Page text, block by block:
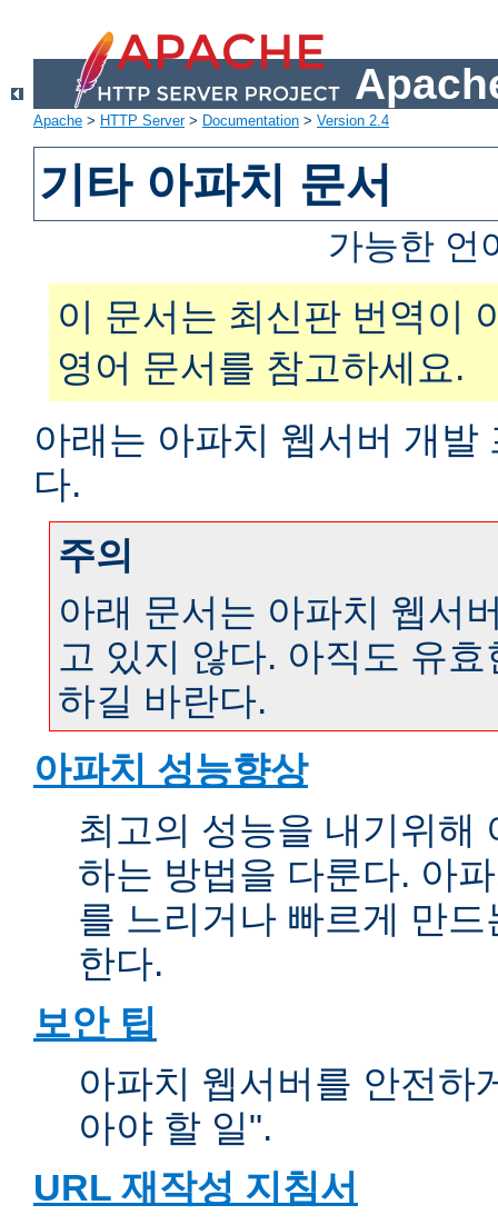
Apache > HTTP Server> Documentation > Version 2.4
기타 아파치 문서
가능한 언
이 문서는 최신판 번역이
영어 문서를 참고하세요.
아래는 아파치 웹서버 개
다.
주의
아래 문서는 아파치 웹서
고 있지 않다. 아직도 유
하길 바란다.
아파치 성능향상
최고의 성능을 내기위해
하는 방법을 다룬다. 아
를 느리거나 빠르게 만
한다.
보안 팁
아파치 웹서버를 안전하
아야 할 일".
URL 재작성 지침서